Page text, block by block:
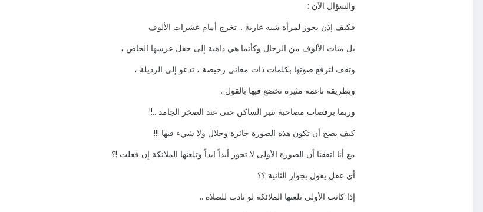
والسؤال الآن :
فكيف إذن يجوز لمرأة شبه عارية .. تخرج أمام عشرات الألوف
بل مئات الألوف من الرجال وكأنما هي ذاهبة إلى حفل عرسها الخاص ،
وتقف لترفع صوتها بكلمات ذات معاني رخيصة ، تدعو إلى الرذيلة ،
وبطريقة ناعمة مثيرة تخضع فيها بالقول ..
وربما برقصات مصاحبة تثير الساكن حتى عند الصخر الجامد ..!!
كيف يصح أن تكون هذه الصورة جائزة وحلال ولا شيء فيها !!!
مع أنا اتفقنا أن الصورة الأولى لا تجوز أبداً ابداً وتلعنها الملائكة إن فعلت !؟
أي عقل يقول بجواز الثانية ؟؟
إذا كانت الأولى تلعنها الملائكة لو نادت للصلاة ..